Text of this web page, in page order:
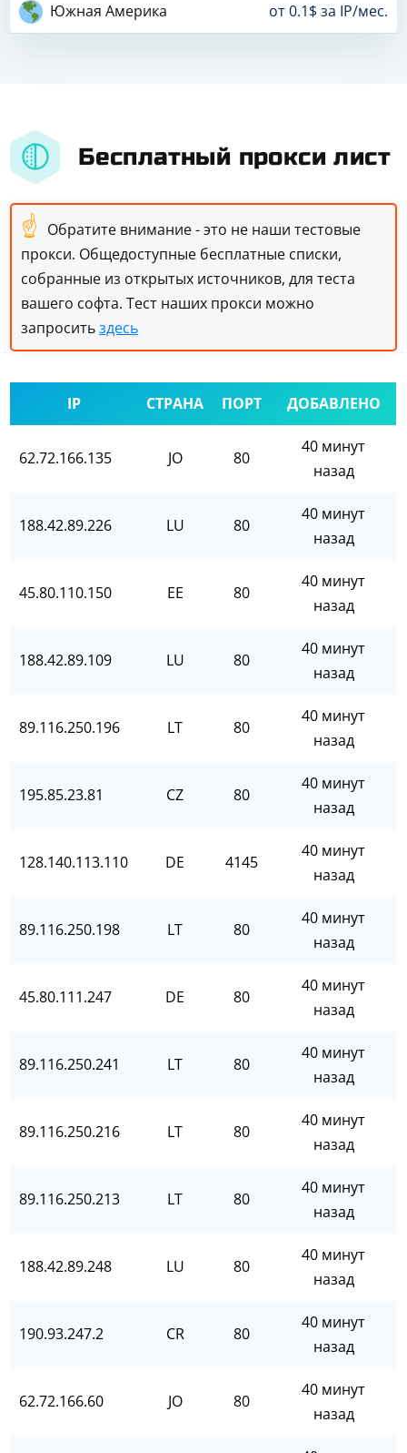
Южная Америка от 0.1$ за IP/мес.
Бесплатный прокси лист
☝ Обратите внимание - это не наши тестовые
прокси. Общедоступные бесплатные списки,
собранные из открытых источников, для теста
вашего софта. Тест наших прокси можно
запроситьздесь
IP СТРАНА ПОРТ ДОБАВЛЕНО
62.72.166.135 JO 80
40 минут
назад
188.42.89.226 LU 80
40 минут
назад
45.80.110.150 EE 80
40 минут
назад
188.42.89.109 LU 80
40 минут
назад
89.116.250.196 LT 80
40 минут
назад
195.85.23.81 CZ 80
40 минут
назад
128.140.113.110 DE 4145
40 минут
назад
89.116.250.198 LT 80
40 минут
назад
45.80.111.247 DE 80
40 минут
назад
89.116.250.241 LT 80
40 минут
назад
89.116.250.216 LT 80
40 минут
назад
89.116.250.213 LT 80
40 минут
назад
188.42.89.248 LU 80
40 минут
назад
190.93.247.2 CR 80
40 минут
назад
62.72.166.60 JO 80
40 минут
назад